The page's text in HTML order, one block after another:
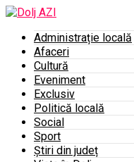
Administrație locală
Afaceri
Cultură
Eveniment
Exclusiv
Politică locală
Social
Sport
Știri din județ